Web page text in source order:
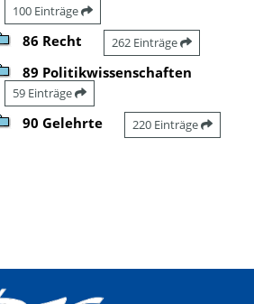
100 Einträge
86 Recht 262 Einträge
89 Politikwissenschaften
59 Einträge
90 Gelehrte 220 Einträge